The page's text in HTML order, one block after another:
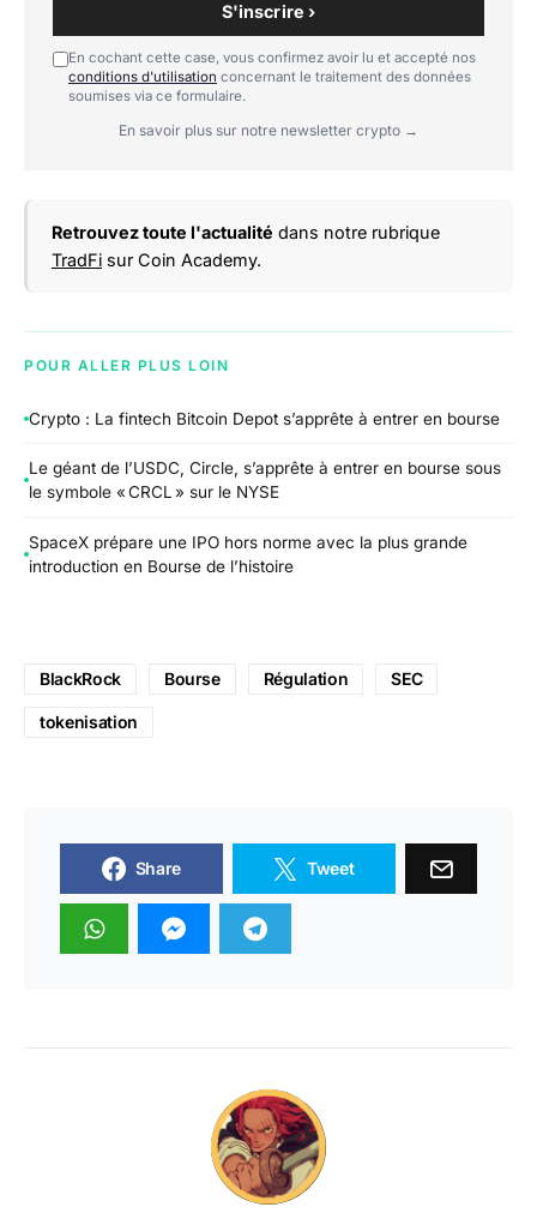
S'inscrire ›
En cochant cette case, vous confirmez avoir lu et accepté nos
conditions d'utilisation concernant le traitement des données
soumises via ce formulaire.
En savoir plus sur notre newsletter crypto →
Retrouvez toute l'actualité dans notre rubrique
TradFi sur Coin Academy.
POUR ALLER PLUS LOIN
Crypto : La fintech Bitcoin Depot s’apprête à entrer en bourse
Le géant de l’USDC, Circle, s’apprête à entrer en bourse sous
le symbole « CRCL » sur le NYSE
SpaceX prépare une IPO hors norme avec la plus grande
introduction en Bourse de l’histoire
BlackRock Bourse Régulation SEC
tokenisation
Share Tweet